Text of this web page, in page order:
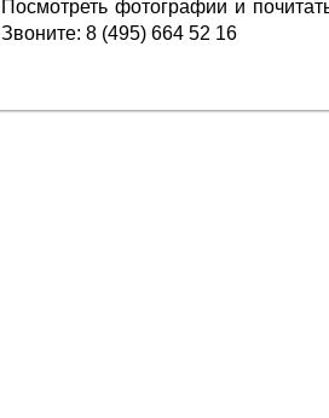
Посмотреть фотографии и
Звоните: 8 (495) 664 52 16